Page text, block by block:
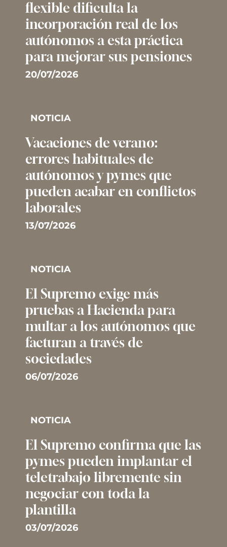
flexible dificulta la
incorporación real de los
autónomos a esta práctica
para mejorar sus pensiones
20/07/2026
NOTICIA
Vacaciones de verano:
errores habituales de
autónomos y pymes que
pueden acabar en conflictos
laborales
13/07/2026
NOTICIA
El Supremo exige más
pruebas a Hacienda para
multar a los autónomos que
facturan a través de
sociedades
06/07/2026
NOTICIA
El Supremo confirma que las
pymes pueden implantar el
teletrabajo libremente sin
negociar con toda la
plantilla
03/07/2026